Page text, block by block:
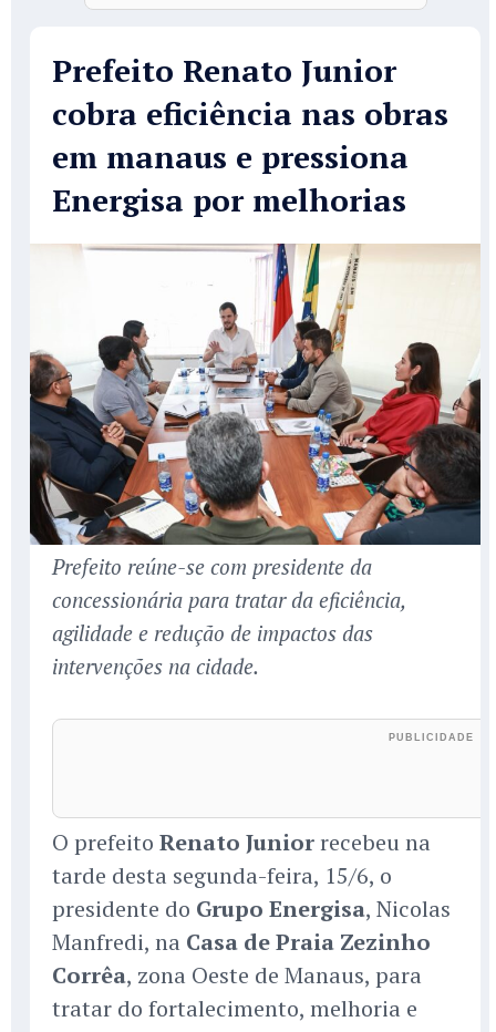
Prefeito Renato Junior
cobra eficiência nas obras
em manaus e pressiona
Energisa por melhorias
Prefeito reúne-se com presidente da
concessionária para tratar da eficiência,
agilidade e redução de impactos das
intervenções na cidade.
O prefeito Renato Juniorrecebeu na
tarde desta segunda-feira, 15/6, o
presidente do Grupo Energisa, Nicolas
Manfredi, na Casa de Praia Zezinho
Corrêa, zona Oeste de Manaus, para
tratar do fortalecimento, melhoria e